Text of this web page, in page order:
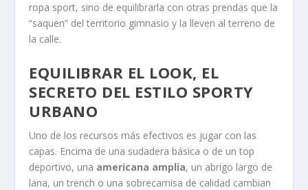
ropa sport, sino de equilibrarla con otras prendas que la
“saquen” del territorio gimnasio y la lleven al terreno de
la calle.
EQUILIBRAR EL LOOK, EL
SECRETO DEL ESTILO SPORTY
URBANO
Uno de los recursos más efectivos es jugar con las
capas. Encima de una sudadera básica o de un top
deportivo, una americana amplia, un abrigo largo de
lana, un trench o una sobrecamisa de calidad cambian